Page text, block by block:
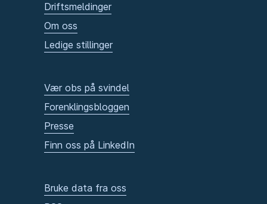
Driftsmeldinger
Om oss
Ledige stillinger
Vær obs på svindel
Forenklingsbloggen
Presse
Finn oss på LinkedIn
Bruke data fra oss